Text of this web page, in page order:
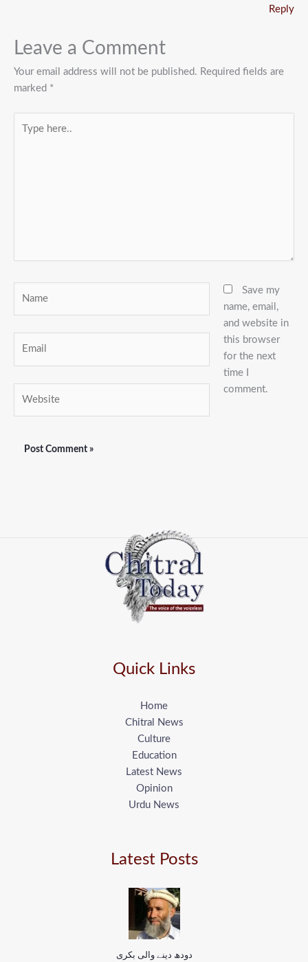
Reply
Leave a Comment
Your email address will not be published. Required fields are
marked *
here..
Save my
name, email,
and website in
this browser
for the next
time I
comment.
Quick Links
Home
Chitral News
Culture
Education
Latest News
Opinion
Urdu News
Latest Posts
دودھ دینے والی بکری